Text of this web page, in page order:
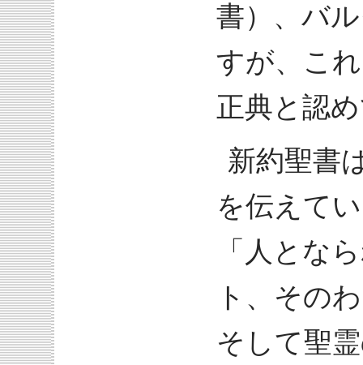
書）、バ
すが、こ
正典と認
新約聖書
を伝えて
「人とな
ト、その
そして聖